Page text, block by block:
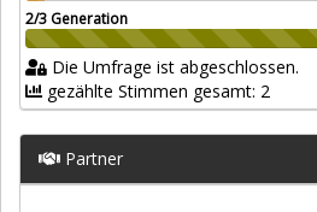
2/3 Generation
Die Umfrage ist abgeschlossen.
gezählte Stimmen gesamt: 2
Partner